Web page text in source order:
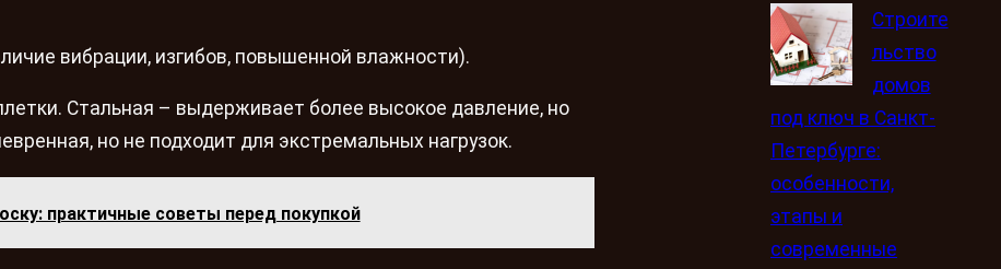
вибрации, изгибов, повышенной влажности).
Стальная – выдерживает более высокое давление, но
но не подходит для экстремальных нагрузок.
практичные советы перед покупкой
Строите
льство
домов
под ключ в Санкт-
Петербурге:
особенности,
этапы и
современные